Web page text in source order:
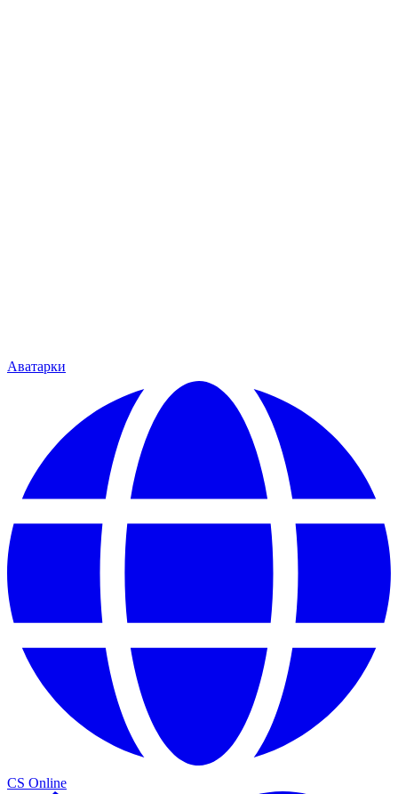
Аватарки
CS Online